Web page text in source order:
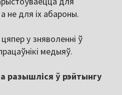
не для іх абароны.
у зняволенні ў
медыяў.
разышліся ў рэйтынгу